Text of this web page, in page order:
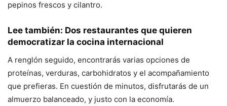
pepinos frescos y cilantro.
Lee también: Dos restaurantes que quieren
democratizar la cocina internacional
A renglón seguido, encontrarás varias opciones de
proteínas, verduras, carbohidratos y el acompañamiento
que prefieras. En cuestión de minutos, disfrutarás de un
almuerzo balanceado, y justo con la economía.